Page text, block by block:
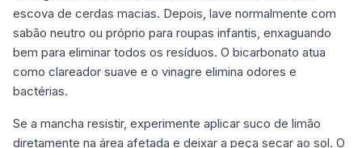
escova de cerdas macias. Depois, lave normalmente com
sabão neutro ou próprio para roupas infantis, enxaguando
bem para eliminar todos os resíduos. O bicarbonato atua
como clareador suave e o vinagre elimina odores e
bactérias.
Se a mancha resistir, experimente aplicar suco de limão
diretamente na área afetada e deixar a peça secar ao sol. O